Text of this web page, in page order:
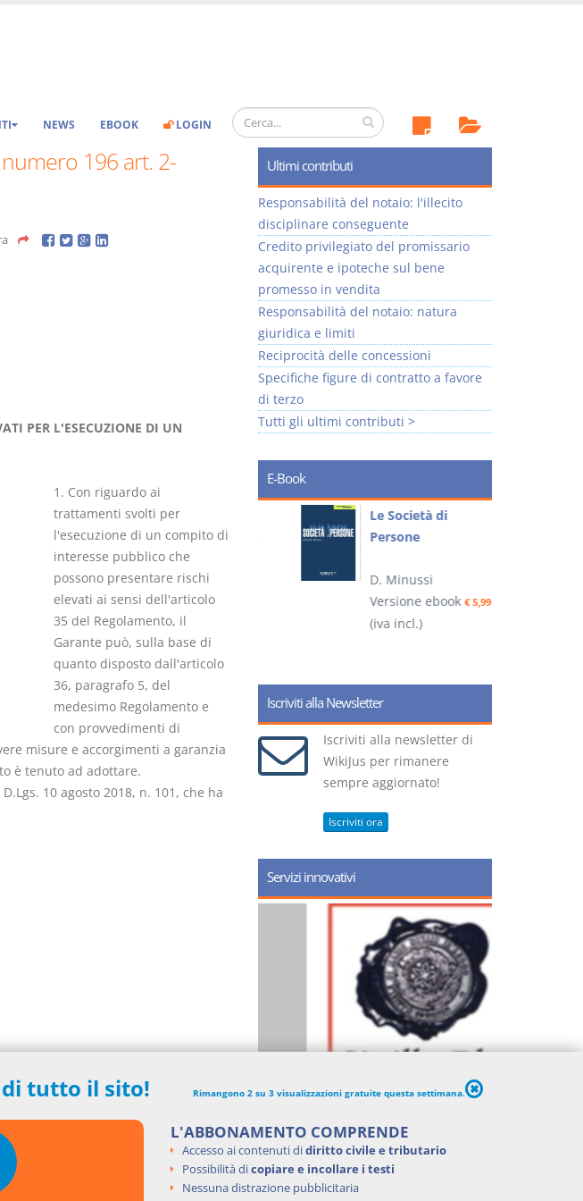
NEWS EBOOK LOGIN
196 art. 2-
PER L'ESECUZIONE DI UN
1. Con riguardo ai
trattamenti svolti per
l'esecuzione di un compito di
interesse pubblico che
possono presentare rischi
elevati ai sensi dell'articolo
35 del Regolamento, il
Garante può, sulla base di
quanto disposto dall'articolo
36, paragrafo 5, del
medesimo Regolamento e
con provvedimenti di
misure e accorgimenti a garanzia
è tenuto ad adottare.
10 agosto 2018, n. 101, che ha
Ultimi contributi
Responsabilità del notaio: l'illecito
disciplinare conseguente
Credito privilegiato del promissario
acquirente e ipoteche sul bene
promesso in vendita
Responsabilità del notaio: natura
giuridica e limiti
Reciprocità delle concessioni
Specifiche figure di contratto a favore
di terzo
Tutti gli ultimi contributi >
E-Book
Il Condominio
La riforma di cui alla legge
220/2012
S. D'Andrea – D.
Minussi
Versione ebook
(iva incl.)
Le Società di
Persone
D. Minussi
Versione ebook€ 5,99
(iva incl.)
Iscriviti alla Newsletter
Iscriviti alla newsletter di
WikiJus per rimanere
sempre aggiornato!
Iscriviti ora
Servizi innovativi
tutto il sito! Rimangono 2 su 3 visualizzazioni gratuite questa settimana.
L'ABBONAMENTO COMPRENDE
Accesso ai contenuti didiritto civile e tributario
Possibilità dicopiare e incollare i testi
Nessuna distrazione pubblicitaria